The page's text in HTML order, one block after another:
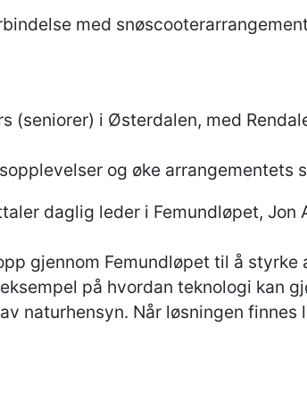
med
(seniorer) i Østerdalen, med
og øke arrangementets
daglig leder i Femundløpet, Jon
gjennom Femundløpet til å styrke
på hvordan teknologi kan
naturhensyn. Når løsningen finnes